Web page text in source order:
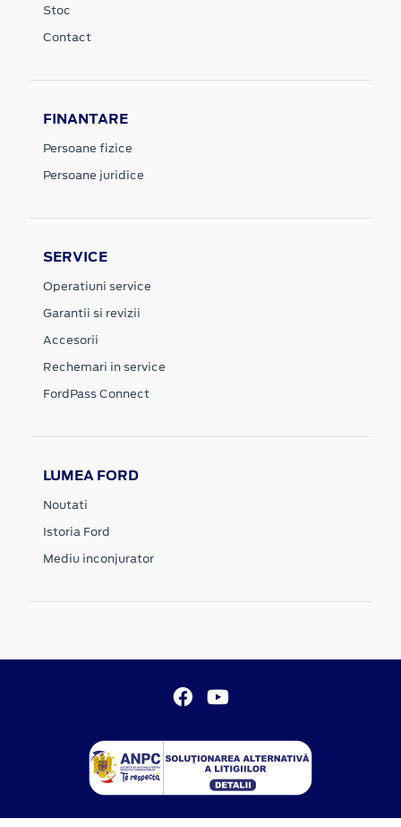
Stoc
Contact
FINANTARE
Persoane fizice
Persoane juridice
SERVICE
Operatiuni service
Garantii si revizii
Accesorii
Rechemari in service
FordPass Connect
LUMEA FORD
Noutati
Istoria Ford
Mediu inconjurator